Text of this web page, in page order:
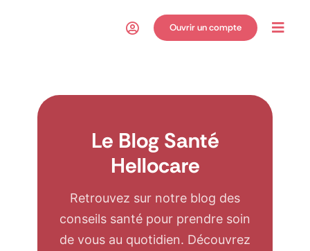
Ouvrir un compte
Le Blog Santé
Hellocare
Retrouvez sur notre blog des
conseils santé pour prendre soin
de vous au quotidien. Découvrez